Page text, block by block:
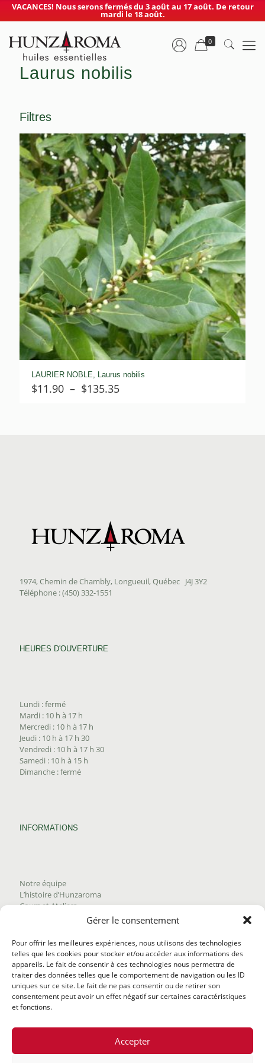
Gérer le consentement
Pour offrir les meilleures expériences, nous utilisons des technologies
telles que les cookies pour stocker et/ou accéder aux informations des
appareils. Le fait de consentir à ces technologies nous permettra de
traiter des données telles que le comportement de navigation ou les ID
uniques sur ce site. Le fait de ne pas consentir ou de retirer son
consentement peut avoir un effet négatif sur certaines caractéristiques
et fonctions.
Accepter
VACANCES! Nous serons fermés du 3 août au 17 août. De retour
mardi le 18 août.
0
Laurus nobilis
Filtres
LAURIER NOBLE, Laurus nobilis
$11.90 – $135.35Plage
1974, Chemin de Chambly, Longueuil, Québec J4J 3Y2
Téléphone : (450) 332-1551
HEURES D'OUVERTURE
Lundi : fermé
Mardi : 10 h à 17 h
Mercredi : 10 h à 17 h
Jeudi : 10 h à 17 h 30
Vendredi : 10 h à 17 h 30
Samedi : 10 h à 15 h
Dimanche : fermé
INFORMATIONS
Notre équipe
L’histoire d’Hunzaroma
Cours et Ateliers
Trouver nos produits
Politique de frais d'envoi
Termes et conditions
Politique de remboursement